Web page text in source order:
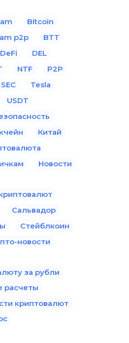
Bitcoin
p2p
BTT
DeFi
DEL
NTF
P2P
SEC
Tesla
USDT
Китай
Новости
Сальвадор
Стейблкоин
новости
за рубли
расчеты
криптовалют